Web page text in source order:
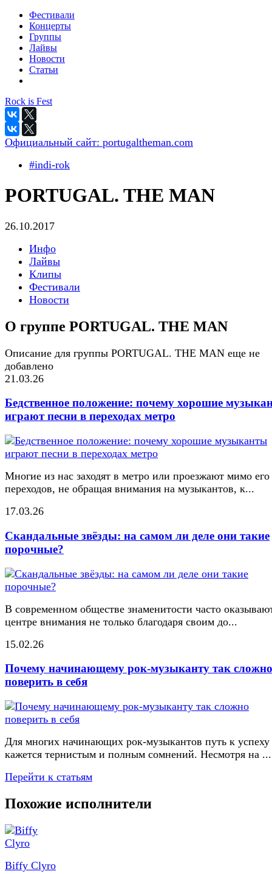
Фестивали
Концерты
Группы
Лайвы
Новости
Статьи
Rock is Fest
Официальный сайт: portugaltheman.com
#indi-rok
PORTUGAL. THE MAN
26.10.2017
Инфо
Лайвы
Клипы
Фестивали
Новости
О группе PORTUGAL. THE MAN
Описание для группы PORTUGAL. THE MAN еще не
добавлено
21.03.26
Бедственное положение: почему хорошие
играют песни в переходах метро
Многие из нас заходят в метро или проезжают мимо его
переходов, не обращая внимания на музыкантов, к...
17.03.26
Скандальные звёзды: на самом ли деле они такие
порочные?
В современном обществе знаменитости часто
центре внимания не только благодаря своим до...
15.02.26
Почему начинающему рок-музыканту так сложно
поверить в себя
Для многих начинающих рок-музыкантов путь к успеху
кажется тернистым и полным сомнений. Несмотря на ...
Перейти к статьям
Похожие исполнители
Biffy Clyro